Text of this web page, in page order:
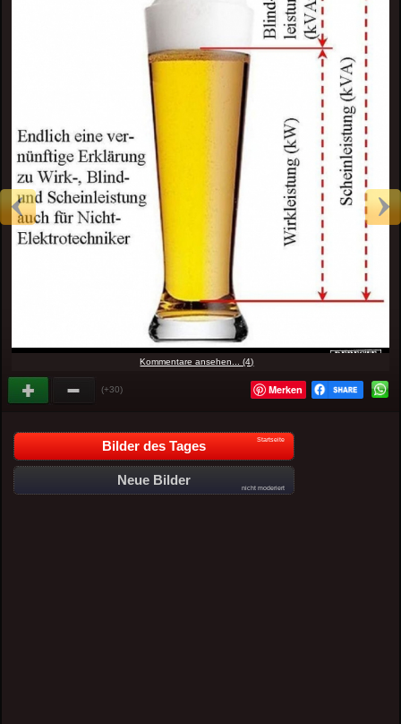
Kommentare ansehen... (4)
(+30) Merken
Bilder des Tages Startseite
Neue Bilder
nicht moderiert